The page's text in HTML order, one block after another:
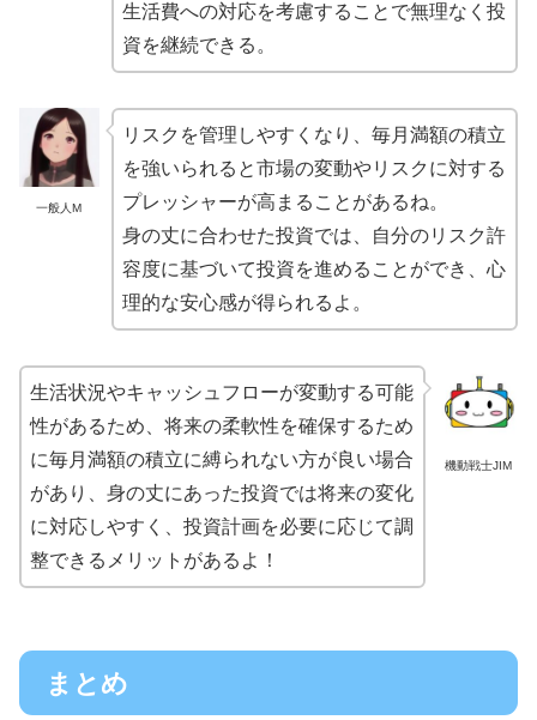
生活費への対応を考慮することで無理なく投
資を継続できる。
一般人M
リスクを管理しやすくなり、毎月満額の積立
を強いられると市場の変動やリスクに対する
プレッシャーが高まることがあるね。
身の丈に合わせた投資では、自分のリスク許
容度に基づいて投資を進めることができ、心
理的な安心感が得られるよ。
機動戦士JIM
生活状況やキャッシュフローが変動する可能
性があるため、将来の柔軟性を確保するため
に毎月満額の積立に縛られない方が良い場合
があり、身の丈にあった投資では将来の変化
に対応しやすく、投資計画を必要に応じて調
整できるメリットがあるよ！
まとめ